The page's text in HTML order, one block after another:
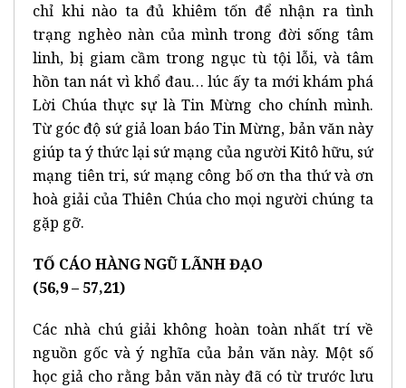
chỉ khi nào ta đủ khiêm tốn để nhận ra tình
trạng nghèo nàn của mình trong đời sống tâm
linh, bị giam cầm trong ngục tù tội lỗi, và tâm
hồn tan nát vì khổ đau… lúc ấy ta mới khám phá
Lời Chúa thực sự là Tin Mừng cho chính mình.
Từ góc độ sứ giả loan báo Tin Mừng, bản văn này
giúp ta ý thức lại sứ mạng của người Kitô hữu, sứ
mạng tiên tri, sứ mạng công bố ơn tha thứ và ơn
hoà giải của Thiên Chúa cho mọi người chúng ta
gặp gỡ.
TỐ CÁO HÀNG NGŨ LÃNH ĐẠO
(56,9 – 57,21)
Các nhà chú giải không hoàn toàn nhất trí về
nguồn gốc và ý nghĩa của bản văn này. Một số
học giả cho rằng bản văn này đã có từ trước lưu